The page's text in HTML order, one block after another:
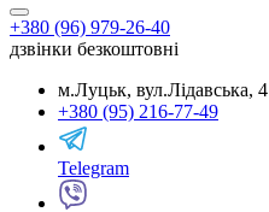
+380 (96) 979-26-40
дзвінки безкоштовні
м.Луцьк, вул.Лідавська, 4
+380 (95) 216-77-49
Telegram